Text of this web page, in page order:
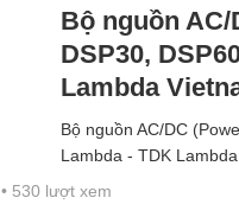
Bộ nguồn AC/
DSP30,
Lambda
Bộ nguồn AC/DC
Lambda - TDK
• 530 lượt xem